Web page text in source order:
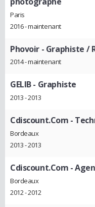
Paris
2016 - maintenant
Phovoir - Graphiste /
2014 - maintenant
GELIB- Graphiste
2013 - 2013
Cdiscount.Com -
Bordeaux
2013 - 2013
Cdiscount.Com -
Bordeaux
2012 - 2012